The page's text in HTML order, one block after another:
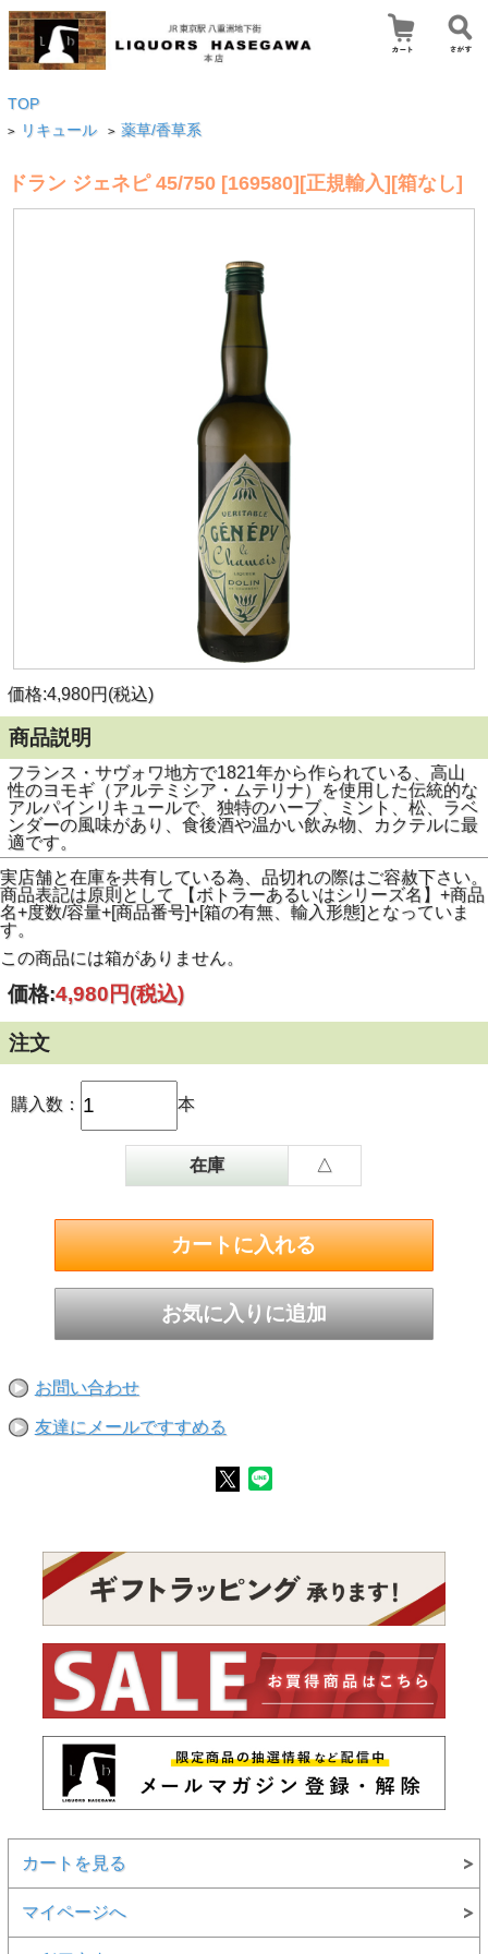
TOP
> リキュール > 薬草/香草系
ドラン ジェネピ 45/750 [169580][正規輸入][箱なし]
価格:4,980円(税込)
商品説明
フランス・サヴォワ地方で1821年から作られている、高山
性のヨモギ（アルテミシア・ムテリナ）を使用した伝統的な
アルパインリキュールで、独特のハーブ、ミント、松、ラベ
ンダーの風味があり、食後酒や温かい飲み物、カクテルに最
適です。
実店舗と在庫を共有している為、品切れの際はご容赦下さい。
商品表記は原則として 【ボトラーあるいはシリーズ名】+商品
名+度数/容量+[商品番号]+[箱の有無、輸入形態]となっていま
す。
この商品には箱がありません。
価格:4,980円(税込)
注文
購入数： 本
在庫 △
お問い合わせ
友達にメールですすめる
カートを見る
マイページへ